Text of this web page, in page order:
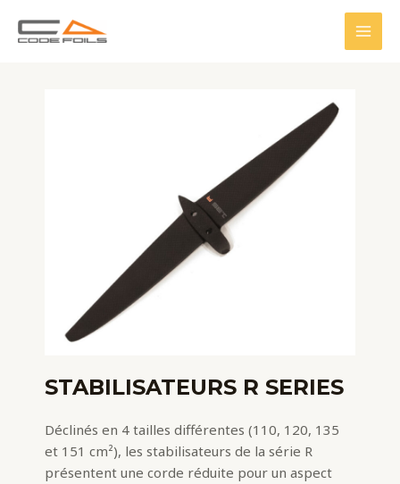
STABILISATEURS R SERIES
Déclinés en 4 tailles différentes (110, 120, 135
et 151 cm²), les stabilisateurs de la série R
présentent une corde réduite pour un aspect